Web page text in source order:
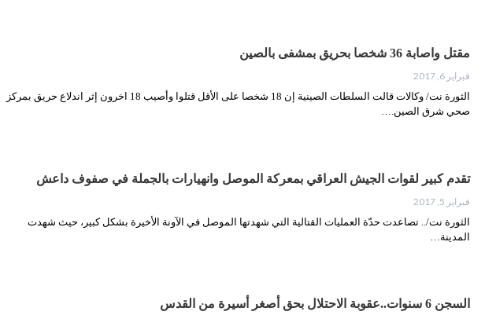
مقتل واصابة 36 شخصا بحريق بمشفى بالصين
فبراير 6, 2017
الثورة نت/ وكالات قالت السلطات الصينية إن 18 شخصا على الأقل قتلوا وأصيب 18 اخرون إثر اندلاع حريق بمركز
صحي شرق الصين.…
تقدم كبير لقوات الجيش العراقي بمعركة الموصل وانهيارات بالجملة في صفوف داعش
فبراير 5, 2017
الثورة نت/.. تصاعدت حدّة العمليات القتالية التي شهدتها الموصل في الآونة الأخيرة بشكل كبير، حيث شهدت
المدينة…
السجن 6 سنوات..عقوبة الاحتلال بحق أصغر أسيرة من القدس